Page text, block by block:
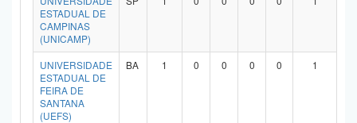
ESTADUAL DE
CAMPINAS
(UNICAMP)
UNIVERSIDADE
ESTADUAL DE
FEIRA DE
SANTANA
(UEFS)
BA 1 0 0 0 0 1